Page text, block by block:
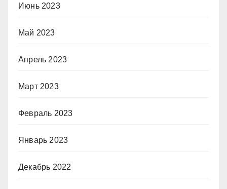
Июнь 2023
Май 2023
Апрель 2023
Март 2023
Февраль 2023
Январь 2023
Декабрь 2022